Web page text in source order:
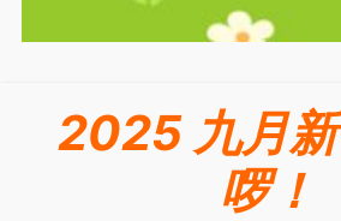
2025 九月
啰！